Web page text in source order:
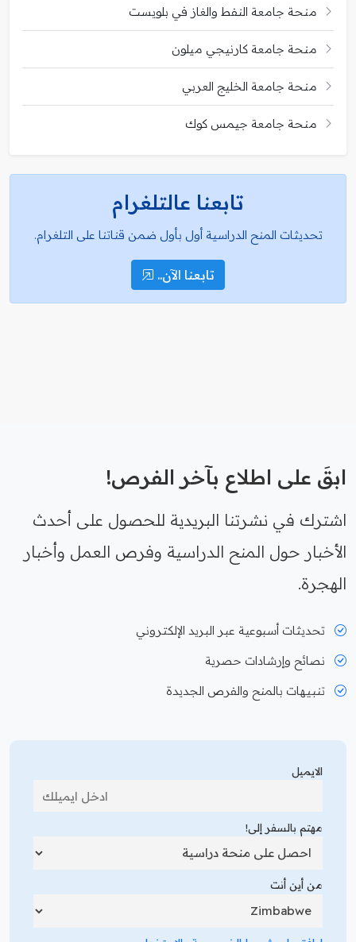
منحة جامعة النفط والغاز في بلويست
منحة جامعة كارنيجي ميلون
منحة جامعة الخليج العربي
منحة جامعة جيمس كوك
تابعنا عالتلغرام
تحديثات المنح الدراسية أول بأول ضمن قناتنا على التلغرام.
تابعنا الآن..
ابقَ على اطلاع بآخر الفرص!
اشترك في نشرتنا البريدية للحصول على أحدث
الأخبار حول المنح الدراسية وفرص العمل وأخبار
الهجرة.
تحديثات أسبوعية عبر البريد الإلكتروني
نصائح وإرشادات حصرية
تنبيهات بالمنح والفرص الجديدة
الايميل
مهتم بالسفر إلى!
من أين أنت